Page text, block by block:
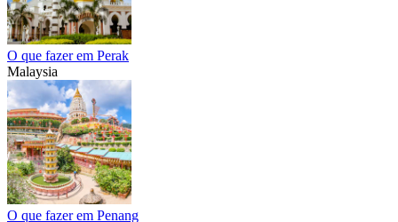
O que fazer em Perak
Malaysia
O que fazer em Penang